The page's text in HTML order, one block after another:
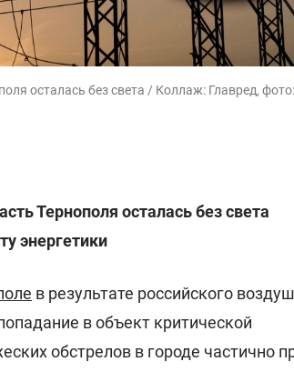
осталась без света / Коллаж: Главред, фото:
Тернополя осталась без света
энергетики
в результате российского
в объект критической
обстрелов в городе частично